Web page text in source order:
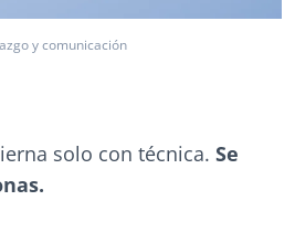
y comunicación
solo con técnica. Se